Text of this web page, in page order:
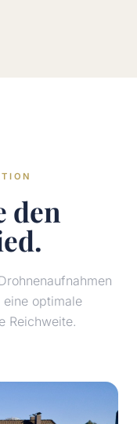
den
optimale
Reichweite.